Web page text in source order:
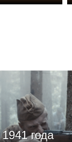
года